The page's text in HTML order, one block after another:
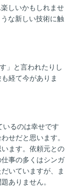
しいかもしれませ
な新しい技術に触
」と言われたりし
経て今がありま
いるのは幸せです
せだと思います。
ます。依頼元との
事の多くはシンガ
いていますが、ま
ありません。